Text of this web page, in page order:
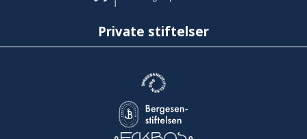
Private stiftelser